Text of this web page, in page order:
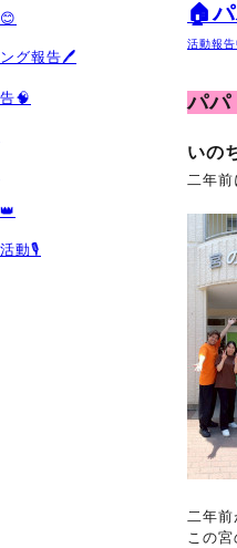
🏠
活動報告
パパ
いの
二年前
二年
この
ング報告🖊️
🧠
動🎙️